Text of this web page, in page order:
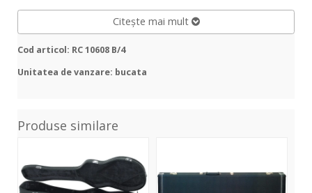
Citește mai mult
Cod articol: RC 10608 B/4
Unitatea de vanzare: bucata
Produse similare
Paul
Bass